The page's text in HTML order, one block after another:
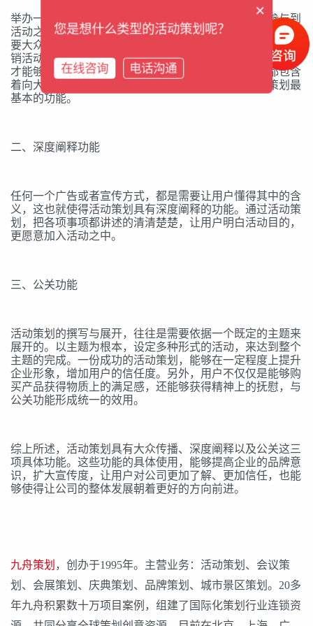
举办一场活动，做好一份策划，就是为了让大众能够参与到
活动之中，实现一种互动效果。如果是公益活动，那么就需
要大众参与到实际的公益活动之中，真正去实践；如果是促
销活动的话，就需要让更多的人知道，让更多的人来购买，
才能够实现原有的目的性。无论是什么类型的活动，都包含
着向大众传播的意味，因此，大众传播性也就是活动策划最
基本的功能。
二、深度阐释功能
任何一个广告或者宣传方式，都是需要让用户懂得其中的含
义，这也就使得活动策划具有深度阐释的功能。通过活动策
划，把各项事项都讲述的清清楚楚，让用户明白活动目的，
更愿意加入活动之中。
三、公关功能
活动策划的撰写与展开，往往是需要依据一个既定的主题来
展开的。以主题为根本，设定多种形式的活动，来达到整个
主题的完成。一份成功的活动策划，能够在一定程度上提升
企业形象，增加用户的信任度。另外，用户不仅仅是能够购
买产品获得物质上的满足感，还能够获得精神上的抚慰，与
公关功能形成统一的效用。
综上所述，活动策划具有大众传播、深度阐释以及公关这三
项具体功能。这些功能的具体使用，能够提高企业的品牌意
识，扩大宣传度，让用户对公司更加了解、更加信任，也能
够使得让公司的整体发展朝着更好的方向前进。
九舟策划 ，创办于1995年。主营业务：活动策划、会议策
划、会展策划、庆典策划、品牌策划、城市景区策划。20多
年九舟积累数十万项目案例，组建了国际化策划行业连锁资
×
您是想什么类型的活动策划呢？
在线咨询 电话沟通